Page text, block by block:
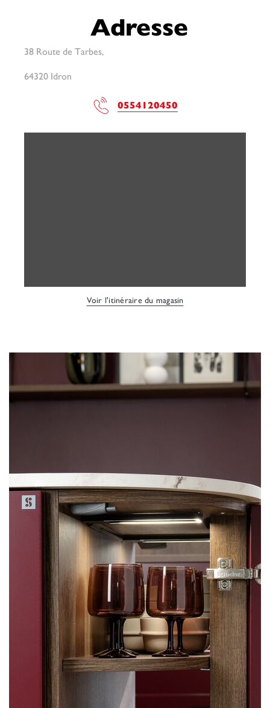
Adresse
38 Route de Tarbes,
64320 Idron
0554120450
Voir l'itinéraire du magasin